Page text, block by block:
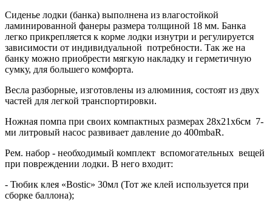
Сиденье лодки (банка) выполнена из влагостойкой
ламинированной фанеры размера толщиной 18 мм. Банка
легко прикрепляется к корме лодки изнутри и регулируется
зависимости от индивидуальной потребности. Так же на
банку можно приобрести мягкую накладку и герметичную
сумку, для большего комфорта.
Весла разборные, изготовлены из алюминия, состоят из двух
частей для легкой транспортировки.
Ножная помпа при своих компактных размерах 28х21х6см 7-
ми литровый насос развивает давление до 400mbaR.
Рем. набор - необходимый комплект вспомогательных вещей
при повреждении лодки. В него входит:
- Тюбик клея «Bostic» 30мл (Тот же клей используется при
сборке баллона);